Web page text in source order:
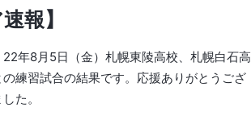
報】
8月5日（金）札幌東陵高校、札幌白石高
の練習試合の結果です。応援ありがとうござ
た。